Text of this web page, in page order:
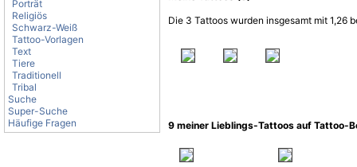
Porträt
Religiös
Schwarz-Weiß
Tattoo-Vorlagen
Text
Tiere
Traditionell
Tribal
Suche
Super-Suche
Häufige Fragen
Die 3 Tattoos wurden insgesamt mit 1,26
9 meiner Lieblings-Tattoos auf Tattoo-